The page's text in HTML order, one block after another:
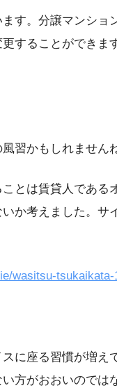
す。分譲マンショ
することができま
習かもしれません
とは賃貸人である
か考えました。サ
wasitsu-tsukaikata-
に座る習慣が増え
方がおおいのでは